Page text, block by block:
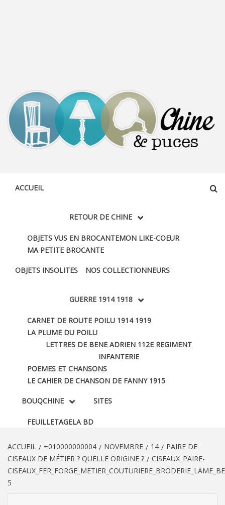
ACCUEIL
RETOUR DE CHINE
OBJETS VUS EN BROCANTEMON LIKE-COEUR
MA PETITE BROCANTE
OBJETS INSOLITES NOS COLLECTIONNEURS
GUERRE 1914 1918
CARNET DE ROUTE POILU 1914 1919
LA PLUME DU POILU
LETTRES DE BENE ADRIEN 112E REGIMENT
INFANTERIE
POEMES ET CHANSONS
LE CAHIER DE CHANSON DE FANNY 1915
BOUQCHINE
FEUILLETAGELA BD
SITES
ACCUEIL +010000000004 NOVEMBRE 14
PAIRE DE
CISEAUX DE MÉTIER ? QUELLE ORIGINE ?
CISEAUX_PAIRE-
5